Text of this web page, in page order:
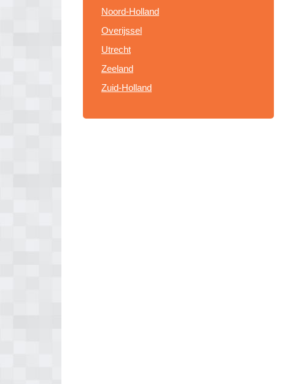
Noord-Holland
Overijssel
Utrecht
Zeeland
Zuid-Holland